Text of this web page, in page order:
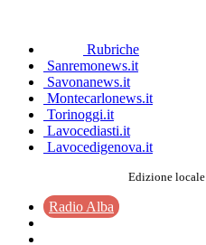
Rubriche
Sanremonews.it
Savonanews.it
Montecarlonews.it
Torinoggi.it
Lavocediasti.it
Lavocedigenova.it
Edizione locale
Radio Alba